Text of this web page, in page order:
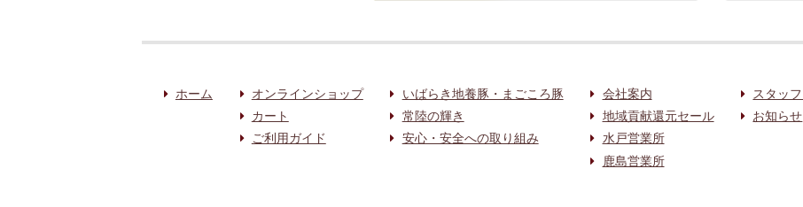
ホーム
オンラインショップ
カート
ご利用ガイド
いばらき地養豚・まごころ豚
常陸の輝き
安心・安全への取り組み
会社案内
地域貢献還元セール
水戸営業所
鹿島営業所
スタッ
お知らせ